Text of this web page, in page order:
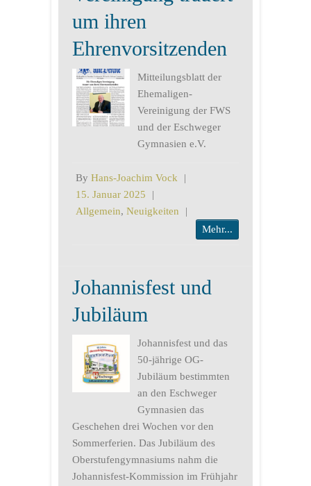
um ihren
Ehrenvorsitzenden
Mitteilungsblatt der
Ehemaligen-
Vereinigung der FWS
und der Eschweger
Gymnasien e.V.
By Hans-Joachim Vock
|
15. Januar 2025
|
Allgemein, Neuigkeiten
|
Mehr...
Johannisfest und
Jubiläum
Johannisfest und das
50-jährige OG-
Jubiläum bestimmten
an den Eschweger
Gymnasien das
Geschehen drei Wochen vor den
Sommerferien. Das Jubiläum des
Oberstufengymnasiums nahm die
Johannisfest-Kommission im Frühjahr